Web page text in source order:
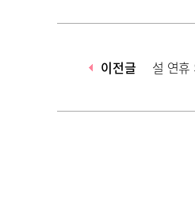
이전글
설 연